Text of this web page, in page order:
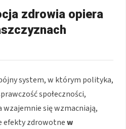
zdrowia opiera
system, w którym polityka,
społeczności,
wzajemnie się wzmacniają,
efekty zdrowotnew